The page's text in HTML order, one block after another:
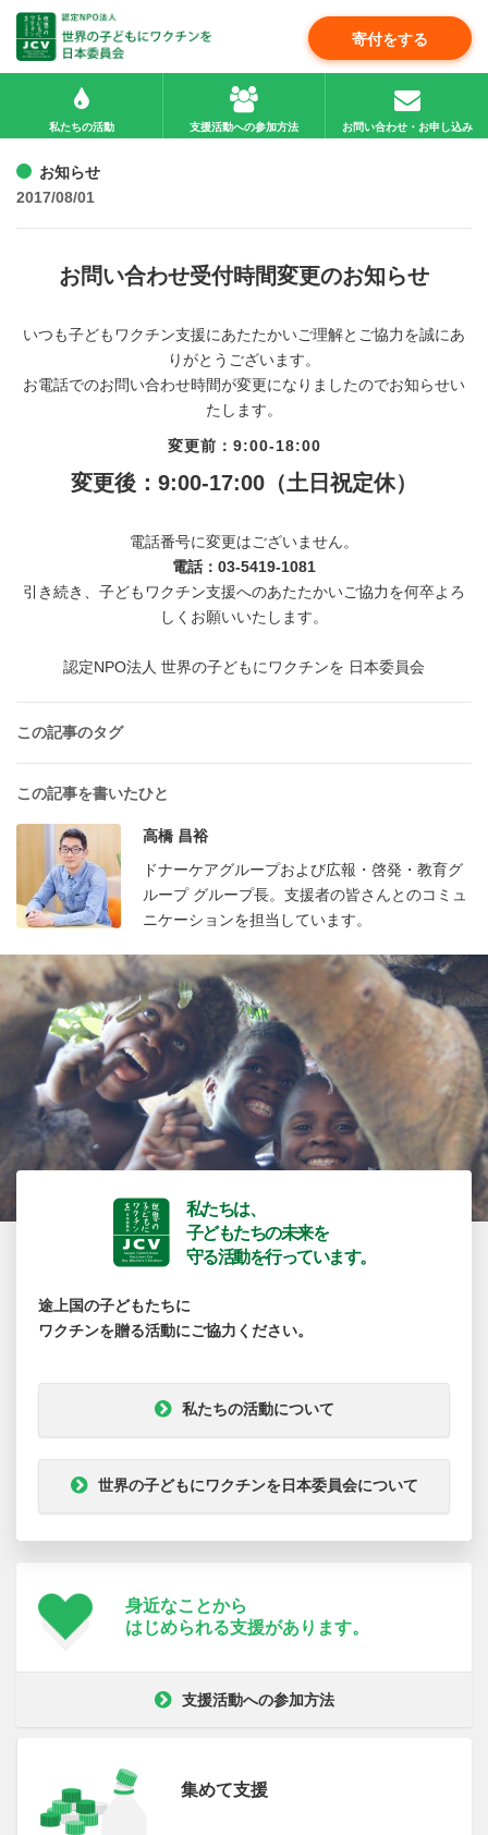
寄付をする
私たちの活動 支援活動への参加方法 お問い合わせ・お申し込み
お知らせ
2017/08/01
お問い合わせ受付時間変更のお知らせ
いつも子どもワクチン支援にあたたかいご理解とご協力を誠にあ
りがとうございます。
お電話でのお問い合わせ時間が変更になりましたのでお知らせい
たします。
変更前：9:00-18:00
変更後：9:00-17:00 （土日祝定休）
電話番号に変更はございません。
電話：03-5419-1081
引き続き、子どもワクチン支援へのあたたかいご協力を何卒よろ
しくお願いいたします。
認定NPO法人 世界の子どもにワクチンを 日本委員会
この記事のタグ
この記事を書いたひと
高橋 昌裕
ドナーケアグループおよび広報・啓発・教育グ
ループ グループ長。支援者の皆さんとのコミュ
ニケーションを担当しています。
私たちは、
子どもたちの未来を
守る活動を行っています。
途上国の子どもたちに
ワクチンを贈る活動にご協力ください。
私たちの活動について
世界の子どもにワクチンを日本委員会について
身近なことから
はじめられる支援があります。
支援活動への参加方法
集めて支援